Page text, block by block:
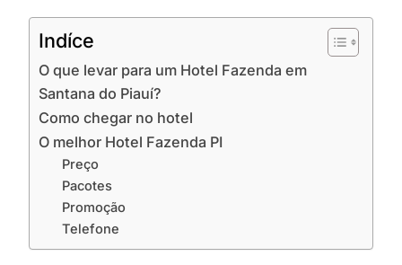
Indíce
O que levar para um Hotel Fazenda em
Santana do Piauí?
Como chegar no hotel
O melhor Hotel Fazenda PI
Preço
Pacotes
Promoção
Telefone